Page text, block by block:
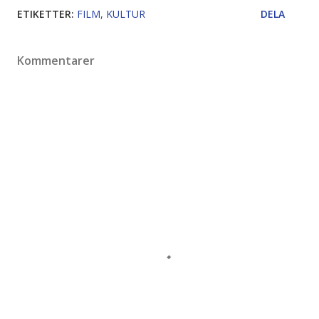
ETIKETTER: FILM KULTUR DELA
Kommentarer